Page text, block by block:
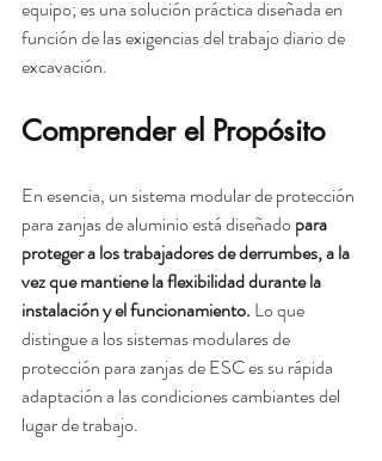
equipo; es una solución práctica diseñada en
función de las exigencias del trabajo diario de
excavación.
Comprender el Propósito
En esencia, un sistema modular de protección
para zanjas de aluminio está diseñado para
proteger a los trabajadores de derrumbes, a la
vez que mantiene la flexibilidad durante la
instalación y el funcionamiento. Lo que
distingue a los sistemas modulares de
protección para zanjas de ESC es su rápida
adaptación a las condiciones cambiantes del
lugar de trabajo.